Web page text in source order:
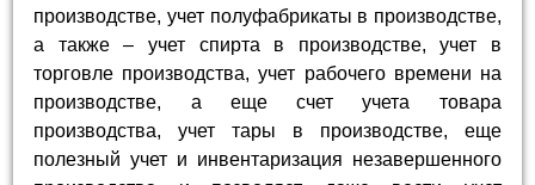
производстве, учет полуфабрикаты в производстве,
а также – учет спирта в производстве, учет в
торговле производства, учет рабочего времени на
производстве, а еще счет учета товара
производства, учет тары в производстве, еще
полезный учет и инвентаризация незавершенного